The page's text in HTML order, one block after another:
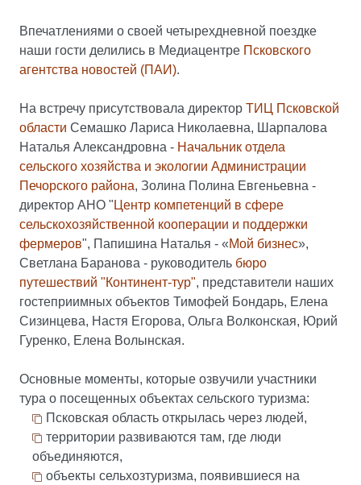
Впечатлениями о своей четырехдневной поездке
наши гости делились в Медиацентре Псковского
агентства новостей (ПАИ).
На встречу присутствовала директор ТИЦ Псковской
области Семашко Лариса Николаевна, Шарпалова
Наталья Александровна - Начальник отдела
сельского хозяйства и экологии Администрации
Печорского района, Золина Полина Евгеньевна -
директор АНО " Центр компетенций в сфере
сельскохозяйственной кооперации и поддержки
фермеров", Папишина Наталья - «Мой бизнес»,
Светлана Баранова - руководитель бюро
путешествий "Континент-тур", представители наших
гостеприимных объектов Тимофей Бондарь, Елена
Сизинцева, Настя Егорова, Ольга Волконская, Юрий
Гуренко, Елена Волынская.
Основные моменты, которые озвучили участники
тура о посещенных объектах сельского туризма:
Псковская область открылась через людей,
территории развиваются там, где люди
объединяются,
объекты сельхозтуризма, появившиеся на